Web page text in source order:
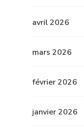
avril 2026
mars 2026
février 2026
janvier 2026